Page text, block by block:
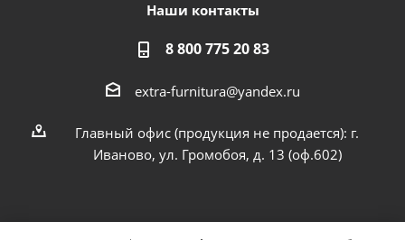
Наши контакты
8 800 775 20 83
extra-furnitura@yandex.ru
Главный офис (продукция не продается): г.
Иваново, ул. Громобоя, д. 13 (оф.602)